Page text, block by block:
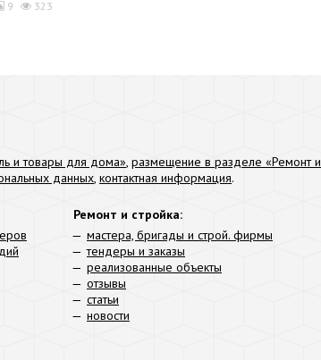
9 323
и товары для дома», размещение в разделе «Ремонт и
данных, контактная информация.
Ремонт и стройка:
мастера, бригады и строй. фирмы
тендеры и заказы
реализованные объекты
отзывы
статьи
новости